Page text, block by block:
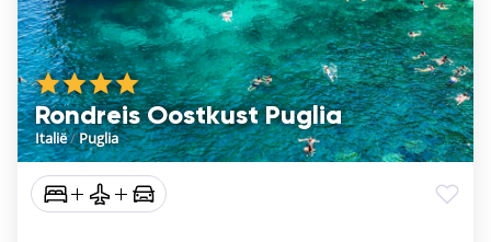
Rondreis Oostkust Puglia
Italië/Puglia